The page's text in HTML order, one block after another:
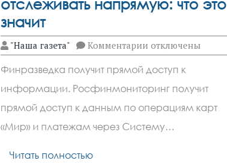
отслеживать напрямую: что это
значит
"Наша газета" Комментарии к
записи
по
картам
«Мир»
и
переводы
СБП
будут
отключены
Финразведка получит прямой доступ к
информации. Росфинмониторинг получит
прямой доступ к данным по операциям карт
«Мир» и платежам через Систему…
Читать полностью